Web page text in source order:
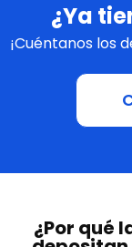
¿Ya
¡Cuéntanos